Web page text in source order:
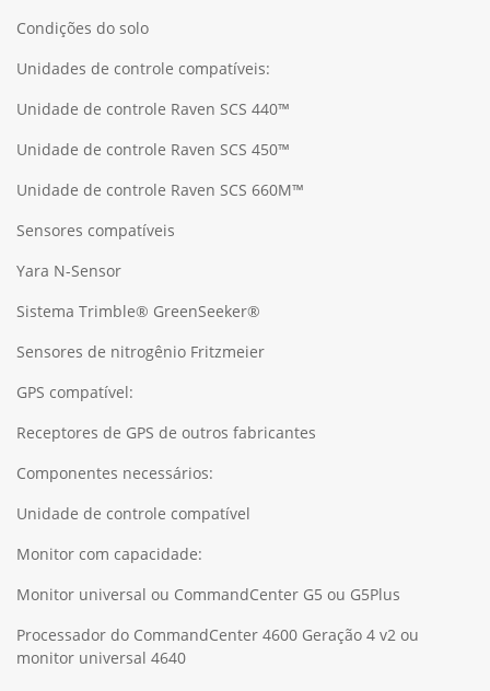
Condições do solo
Unidades de controle compatíveis:
Unidade de controle Raven SCS 440™
Unidade de controle Raven SCS 450™
Unidade de controle Raven SCS 660M™
Sensores compatíveis
Yara N-Sensor
Sistema Trimble® GreenSeeker®
Sensores de nitrogênio Fritzmeier
GPS compatível:
Receptores de GPS de outros fabricantes
Componentes necessários:
Unidade de controle compatível
Monitor com capacidade:
Monitor universal ou CommandCenter G5 ou G5Plus
Processador do CommandCenter 4600 Geração 4 v2 ou
monitor universal 4640